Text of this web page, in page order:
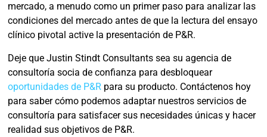
mercado, a menudo como un primer paso para analizar las
condiciones del mercado antes de que la lectura del ensayo
clínico pivotal active la presentación de P&R.
Deje que Justin Stindt Consultants sea su agencia de
consultoría socia de confianza para desbloquear
oportunidades de P&R para su producto. Contáctenos hoy
para saber cómo podemos adaptar nuestros servicios de
consultoría para satisfacer sus necesidades únicas y hacer
realidad sus objetivos de P&R.